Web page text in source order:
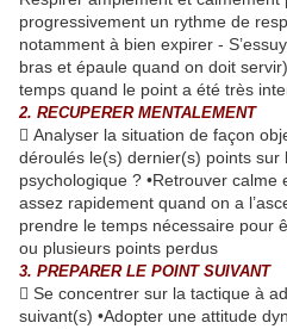
progressivement un rythme de
notamment à bien expirer -
bras et épaule quand on doit
temps quand le point a été très
2. RECUPERER MENTALEMENT
 Analyser la situation de façon
déroulés le(s) dernier(s) points sur
psychologique ? •Retrouver calme
assez rapidement quand on a
prendre le temps nécessaire pour
ou plusieurs points perdus
3. PREPARER LE POINT SUIVANT
 Se concentrer sur la tactique à
suivant(s) •Adopter une attitude